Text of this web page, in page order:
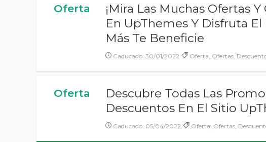
Oferta
¡Mira Las Muchas Ofertas
En UpThemes Y Disfruta
Más Te Beneficie
Caducado: 30/01/2022 Oferta, Ofertas,
Oferta
Descubre Todas Las
Descuentos En El Sitio
Caducado: 05/04/2022 Oferta, Ofertas,